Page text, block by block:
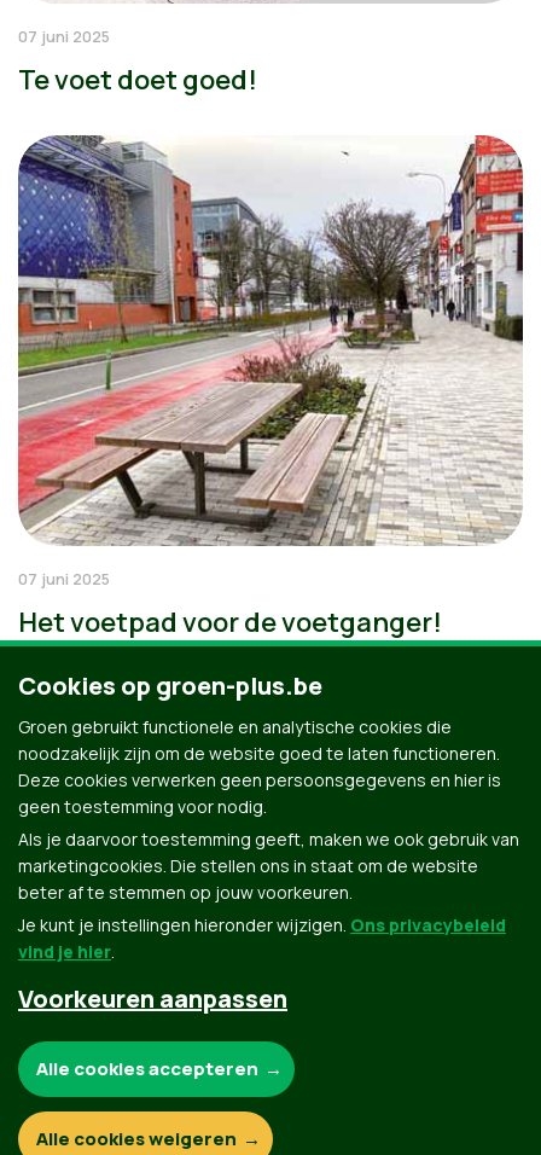
07 juni 2025
Te voet doet goed!
07 juni 2025
Het voetpad voor de voetganger!
Groen.be
Contact Privacybeleid
Cookies op groen-plus.be
Groen gebruikt functionele en analytische cookies die
noodzakelijk zijn om de website goed te laten functioneren.
Deze cookies verwerken geen persoonsgegevens en hier is
geen toestemming voor nodig.
Als je daarvoor toestemming geeft, maken we ook gebruik van
marketingcookies. Die stellen ons in staat om de website
beter af te stemmen op jouw voorkeuren.
Je kunt je instellingen hieronder wijzigen. Ons privacybeleid
vind je hier.
Voorkeuren aanpassen
Functionele en analytische cookies:
Alle cookies accepteren
Alle cookies weigeren